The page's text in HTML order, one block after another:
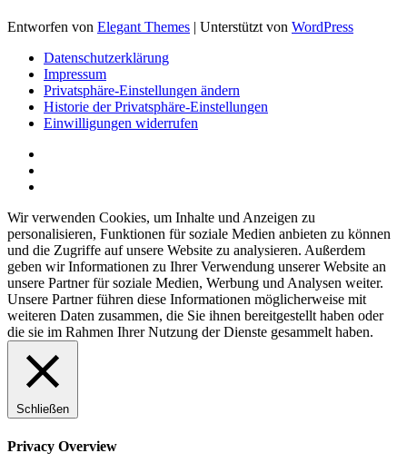
Entworfen von Elegant Themes | Unterstützt von WordPress
Datenschutzerklärung
Impressum
Privatsphäre-Einstellungen ändern
Historie der Privatsphäre-Einstellungen
Einwilligungen widerrufen
Wir verwenden Cookies, um Inhalte und Anzeigen zu
personalisieren, Funktionen für soziale Medien anbieten zu können
und die Zugriffe auf unsere Website zu analysieren. Außerdem
geben wir Informationen zu Ihrer Verwendung unserer Website an
unsere Partner für soziale Medien, Werbung und Analysen weiter.
Unsere Partner führen diese Informationen möglicherweise mit
weiteren Daten zusammen, die Sie ihnen bereitgestellt haben oder
die sie im Rahmen Ihrer Nutzung der Dienste gesammelt haben.
Schließen
Privacy Overview